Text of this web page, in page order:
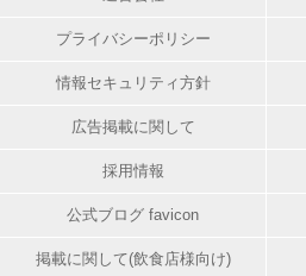
プライバシーポリシー
情報セキュリティ方針
広告掲載に関して
採用情報
公式ブログ favicon
掲載に関して(飲食店様向け)